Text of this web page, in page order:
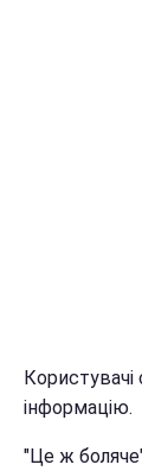
інформацію.
"Це ж